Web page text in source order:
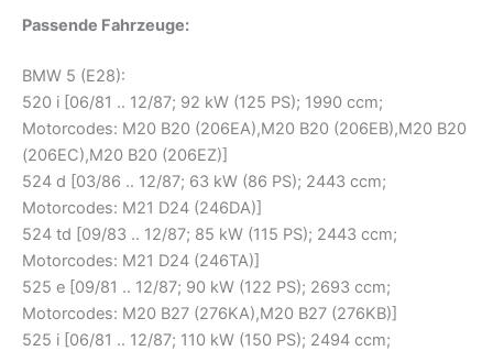
Passende Fahrzeuge:
BMW 5 (E28):
520 i [06/81 .. 12/87; 92 kW (125 PS); 1990 ccm;
Motorcodes: M20 B20 (206EA),M20 B20 (206EB),M20 B20
(206EC),M20 B20 (206EZ)]
524 d [03/86 .. 12/87; 63 kW (86 PS); 2443 ccm;
Motorcodes: M21 D24 (246DA)]
524 td [09/83 .. 12/87; 85 kW (115 PS); 2443 ccm;
Motorcodes: M21 D24 (246TA)]
525 e [09/81 .. 12/87; 90 kW (122 PS); 2693 ccm;
Motorcodes: M20 B27 (276KA),M20 B27 (276KB)]
525 i [06/81 .. 12/87; 110 kW (150 PS); 2494 ccm;